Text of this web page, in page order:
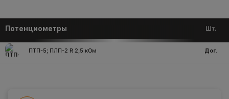
Потенциометры Шт.
ПТП-5; ПЛП-2 R 2,5 кОм Дог.